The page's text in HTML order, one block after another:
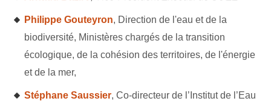
Philippe Gouteyron, Direction de l'eau et de la
biodiversité, Ministères chargés de la transition
écologique, de la cohésion des territoires, de l'énergie
et de la mer,
Stéphane Saussier, Co-directeur de l’Institut de l’Eau